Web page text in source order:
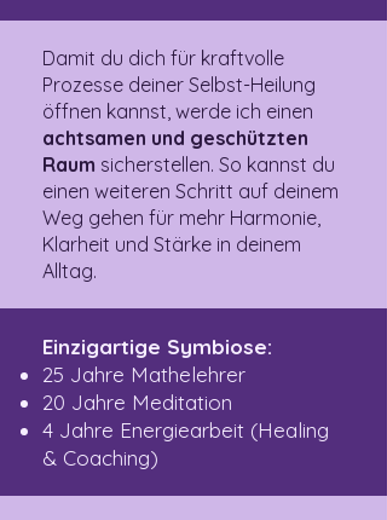
Damit du dich für kraftvolle
Prozesse deiner Selbst-Heilung
öffnen kannst, werde ich einen
achtsamen und geschützten
Raum sicherstellen. So kannst du
einen weiteren Schritt auf deinem
Weg gehen für mehr Harmonie,
Klarheit und Stärke in deinem
Alltag.
Einzigartige Symbiose:
25 Jahre Mathelehrer
20 Jahre Meditation
4 Jahre Energiearbeit (Healing
& Coaching)